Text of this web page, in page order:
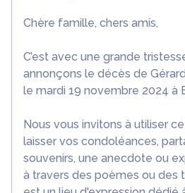
Chère famille, chers amis,
C’est avec une grande
annonçons le décès de
le mardi 19 novembre 2024 à
Nous vous invitons à utiliser
laisser vos condoléances,
souvenirs, une anecdote ou
à travers des poèmes ou des